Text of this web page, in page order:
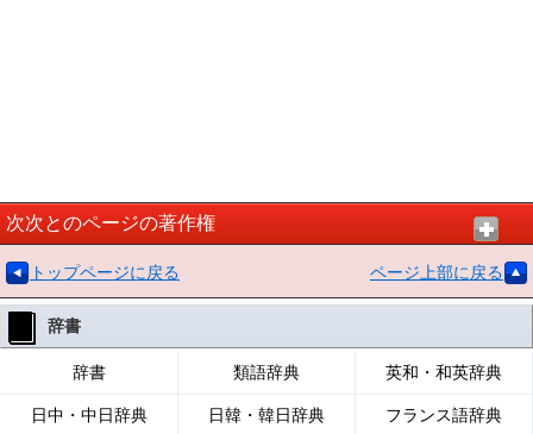
次次とのページの著作権
トップページに戻る ページ上部に戻る
辞書
辞書 類語辞典 英和・和英辞典
日中・中日辞典 日韓・韓日辞典 フランス語辞典